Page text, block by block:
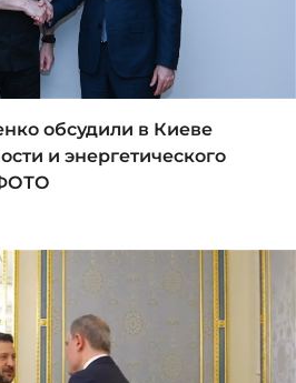
обсудили в Киеве
и энергетического